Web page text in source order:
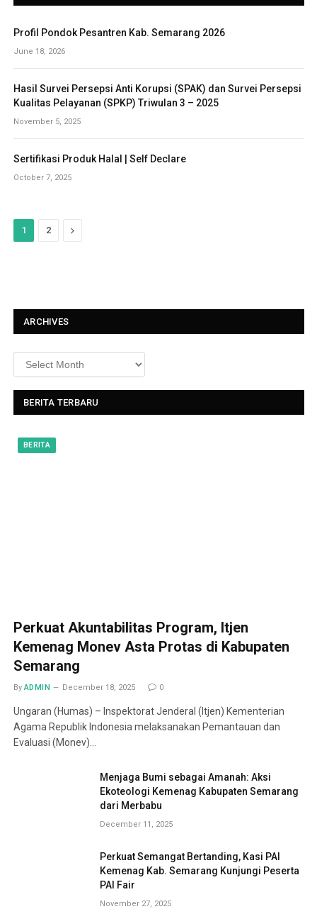
Profil Pondok Pesantren Kab. Semarang 2026
June 18, 2026
Hasil Survei Persepsi Anti Korupsi (SPAK) dan Survei Persepsi
Kualitas Pelayanan (SPKP) Triwulan 3 – 2025
November 5, 2025
Sertifikasi Produk Halal | Self Declare
October 7, 2025
1 2
N
ARCHIVES
BERITA TERBARU
BERITA
Perkuat Akuntabilitas Program, Itjen
Kemenag Monev Asta Protas di Kabupaten
Semarang
By ADMIN December 18, 2025 0
Ungaran (Humas) – Inspektorat Jenderal (Itjen) Kementerian
Agama Republik Indonesia melaksanakan Pemantauan dan
Evaluasi (Monev)…
Menjaga Bumi sebagai Amanah: Aksi
Ekoteologi Kemenag Kabupaten Semarang
dari Merbabu
December 11, 2025
Perkuat Semangat Bertanding, Kasi PAI
Kemenag Kab. Semarang Kunjungi Peserta
PAI Fair
November 27, 2025